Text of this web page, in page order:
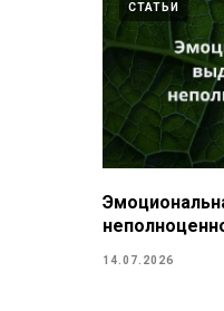
СТАТЬИ
14.07.2026